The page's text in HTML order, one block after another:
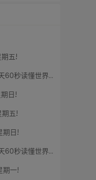
期五!
60秒读懂世界...
期 日 !
期五!
期 日 !
60秒读懂世界...
期一!